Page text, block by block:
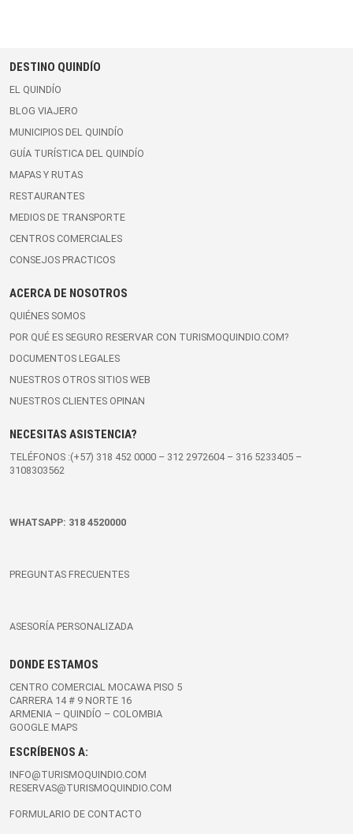
DESTINO QUINDÍO
EL QUINDÍO
BLOG VIAJERO
MUNICIPIOS DEL QUINDÍO
GUÍA TURÍSTICA DEL QUINDÍO
MAPAS Y RUTAS
RESTAURANTES
MEDIOS DE TRANSPORTE
CENTROS COMERCIALES
CONSEJOS PRACTICOS
ACERCA DE NOSOTROS
QUIÉNES SOMOS
POR QUÉ ES SEGURO RESERVAR CON TURISMOQUINDIO.COM?
DOCUMENTOS LEGALES
NUESTROS OTROS SITIOS WEB
NUESTROS CLIENTES OPINAN
NECESITAS ASISTENCIA?
TELÉFONOS :(+57) 318 452 0000 – 312 2972604– 316 5233405 –
3108303562
WHATSAPP: 318 4520000
PREGUNTAS FRECUENTES
ASESORÍA PERSONALIZADA
DONDE ESTAMOS
CENTRO COMERCIAL MOCAWA PISO 5
CARRERA 14 # 9 NORTE 16
ARMENIA – QUINDÍO – COLOMBIA
GOOGLE MAPS
ESCRÍBENOS A:
INFO@TURISMOQUINDIO.COM
RESERVAS@TURISMOQUINDIO.COM
FORMULARIO DE CONTACTO